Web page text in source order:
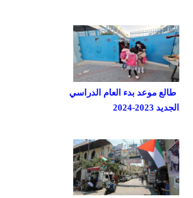
طالع موعد بدء العام الدراسي
الجديد 2023-2024